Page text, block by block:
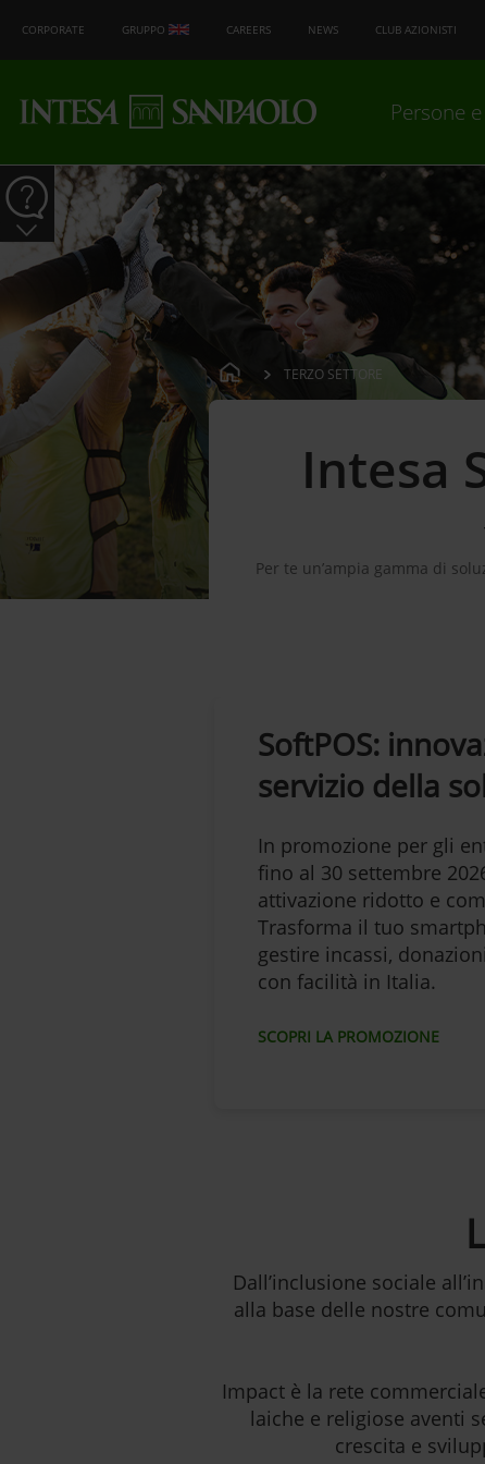
CORPORATE GRUPPO CAREERS NEWS CLUB AZIONISTI
Persone
TERZO SETTORE
Intesa
Per te un’ampia gamma di
SoftPOS:
servizio della
In promozione per gli
fino al 30 settembre
attivazione ridotto e
Trasforma il tuo
gestire incassi,
con facilità in Italia.
SCOPRI LA PROMOZIONE
Dall’inclusione sociale
alla base delle nostre
Impact è la rete
laiche e religiose aventi
crescita e